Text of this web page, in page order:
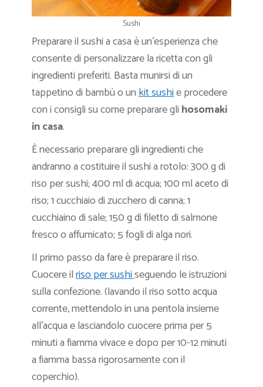
Sushi
Preparare il sushi a casa è un’esperienza che
consente di personalizzare la ricetta con gli
ingredienti preferiti. Basta munirsi di un
tappetino di bambù o unkit sushie procedere
con i consigli su come preparare gli hosomaki
in casa.
È necessario preparare gli ingredienti che
andranno a costituire il sushi a rotolo: 300 g di
riso per sushi; 400 ml di acqua; 100 ml aceto di
riso; 1 cucchiaio di zucchero di canna; 1
cucchiaino di sale; 150 g di filetto di salmone
fresco o affumicato; 5 fogli di alga nori.
Il primo passo da fare è preparare il riso.
Cuocere ilriso per sushiseguendo le istruzioni
sulla confezione. (lavando il riso sotto acqua
corrente, mettendolo in una pentola insieme
all’acqua e lasciandolo cuocere prima per 5
minuti a fiamma vivace e dopo per 10-12 minuti
a fiamma bassa rigorosamente con il
coperchio).